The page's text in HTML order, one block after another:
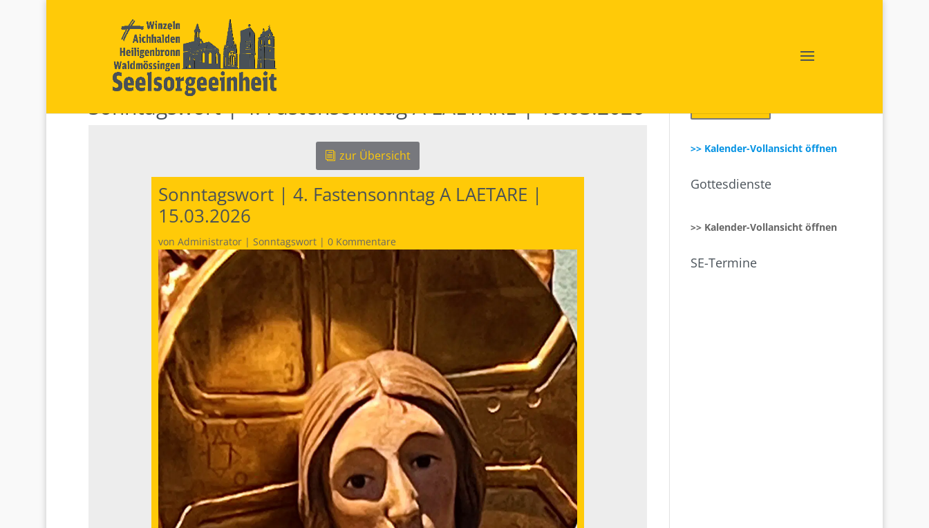
Sonntagswort | 4. Fastensonntag A LAETARE | 15.03.2026
zur Übersicht
Sonntagswort | 4. Fastensonntag A LAETARE |
15.03.2026
von Administrator| Sonntagswort| 0 Kommentare
>> Kalender-Vollansicht öffnen
Gottesdienste
>> Kalender-Vollansicht öffnen
SE-Termine